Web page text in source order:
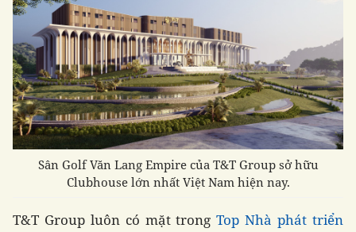
Sân Golf Văn Lang Empire của T&T Group sở hữu
Clubhouse lớn nhất Việt Nam hiện nay.
T&T Group luôn có mặt trongTop Nhà phát triển